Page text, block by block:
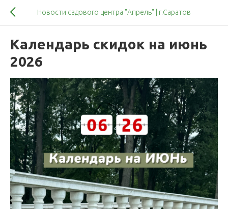
Новости садового центра "Апрель" | г.Саратов
Календарь скидок на июнь
2026